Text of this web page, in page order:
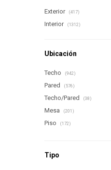
Exterior (417)
Interior (1312)
Ubicación
Techo (942)
Pared (576)
Techo/Pared (38)
Mesa (201)
Piso (172)
Tipo